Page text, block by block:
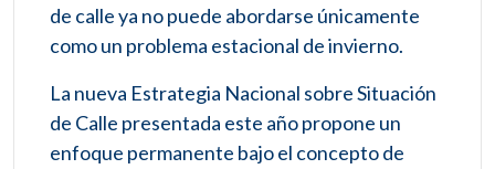
de calle ya no puede abordarse únicamente
como un problema estacional de invierno.
La nueva Estrategia Nacional sobre Situación
de Calle presentada este año propone un
enfoque permanente bajo el concepto de